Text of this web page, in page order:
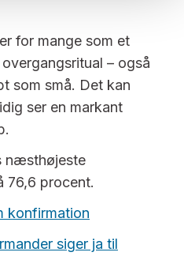
for mange som et
– også
som små. Det kan
ser en markant
næsthøjeste
76,6 procent.
konfirmation
siger ja til